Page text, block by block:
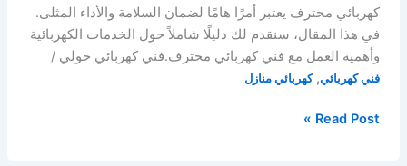
كهربائي محترف يعتبر أمرًا هامًا لضمان السلامة والأداء المثلى.
في هذا المقال، سنقدم لك دليلًا شاملاً حول الخدمات الكهربائية
وأهمية العمل مع فني كهربائي محترف.فني كهربائي حولي /
فني كهربائي,كهربائي منازل
فني
Read Post »